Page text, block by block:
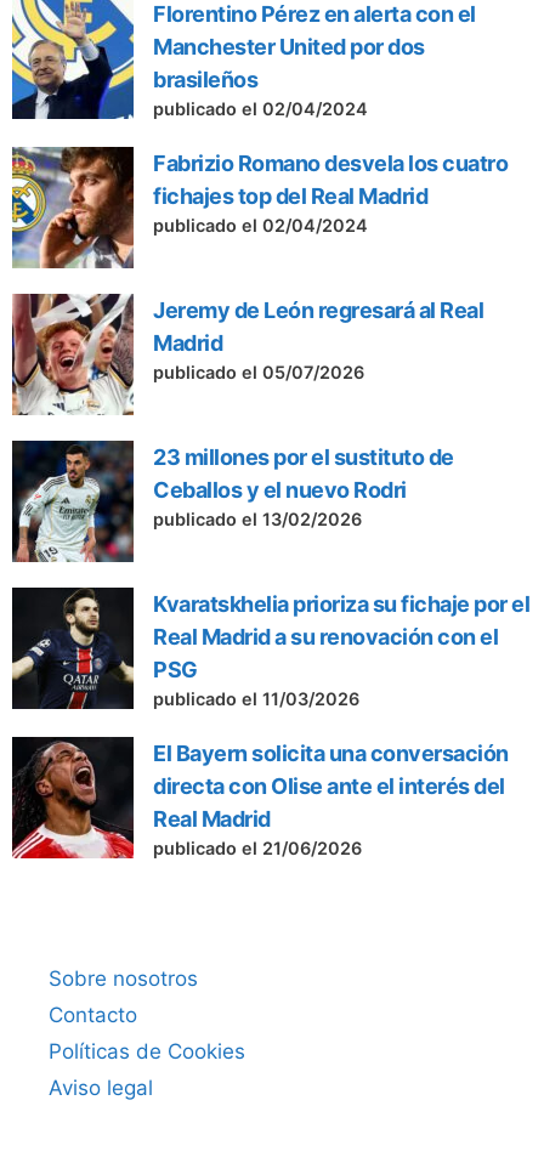
Florentino Pérez en alerta con el
Manchester United por dos
brasileños
publicado el 02/04/2024
Fabrizio Romano desvela los cuatro
fichajes top del Real Madrid
publicado el 02/04/2024
Jeremy de León regresará al Real
Madrid
publicado el 05/07/2026
23 millones por el sustituto de
Ceballos y el nuevo Rodri
publicado el 13/02/2026
Kvaratskhelia prioriza su fichaje por el
Real Madrid a su renovación con el
PSG
publicado el 11/03/2026
El Bayern solicita una conversación
directa con Olise ante el interés del
Real Madrid
publicado el 21/06/2026
Sobre nosotros
Contacto
Políticas de Cookies
Aviso legal